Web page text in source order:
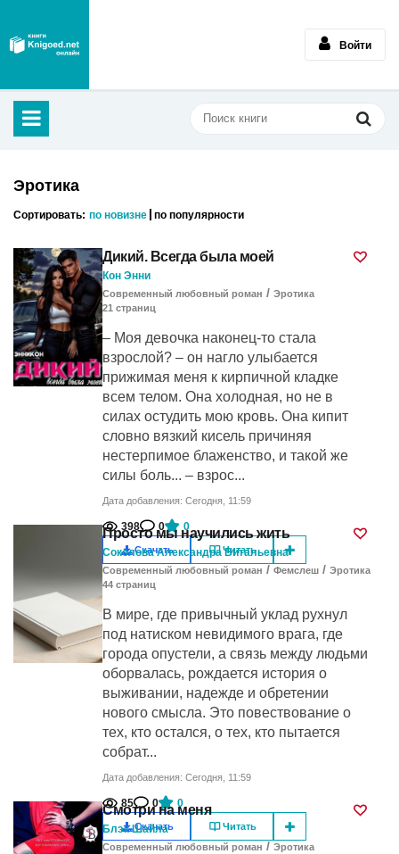
Войти
Эротика
Сортировать: по новизне по популярности
Дикий. Всегда была моей
Кон Энни
Современный любовный роман / Эротика
21 cтраниц
– Моя девочка наконец-то стала
взрослой? – он нагло улыбается
прижимая меня к кирпичной кладке
всем телом. Она холодная, но не в
силах остудить мою кровь. Она кипит
словно вязкий кисель причиняя
нестерпимое блаженство, и такой же
силы боль... – взрос...
Дата добавления: Сегодня, 11:59
398 0 0
Скачать Читать
Просто мы научились жить
Соколова Александра Витальевна
Современный любовный роман / Фемслеш / Эротика
44 cтраниц
В мире, где привычный уклад рухнул
под натиском невидимого врага, где
города опустели, а связь между людьми
оборвалась, рождается история о
выживании, надежде и обретении
нового смысла. Это повествование о
тех, кто остался, о тех, кто пытается
собрат...
Дата добавления: Сегодня, 11:59
85 0 0
Скачать Читать
Смотри на меня
Блэк Шайла
Современный любовный роман / Эротика